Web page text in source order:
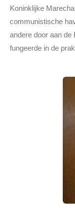
Koninklijke
communistische
andere door aan de
fungeerde in de